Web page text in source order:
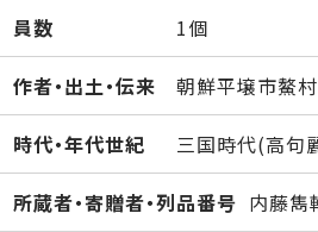
員数 1個
作者・出土・伝来 朝鮮平壌市鰲
時代・年代世紀 三国時代(高句
所蔵者・寄贈者・列品番号 内藤雋